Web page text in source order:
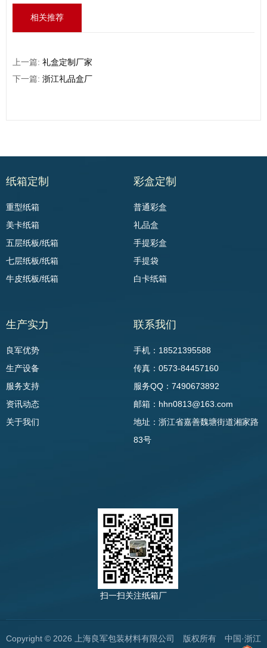
相关推荐
上一篇: 礼盒定制厂家
下一篇: 浙江礼品盒厂
纸箱定制
重型纸箱
美卡纸箱
五层纸板/纸箱
七层纸板/纸箱
牛皮纸板/纸箱
彩盒定制
普通彩盒
礼品盒
手提彩盒
手提袋
白卡纸箱
生产实力
良军优势
生产设备
服务支持
资讯动态
关于我们
联系我们
手机：18521395588
传真：0573-84457160
服务QQ：7490673892
邮箱：hhn0813@163.com
地址：浙江省嘉善魏塘街道湘家路
83号
扫一扫关注纸箱厂
Copyright © 2026 上海良军包装材料有限公司 版权所有 中国·浙江